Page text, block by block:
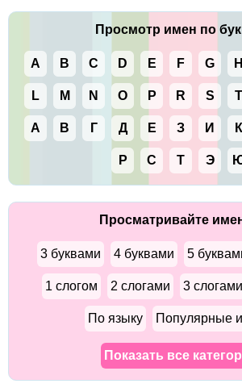
Просмотр имен по
A B C D E F G H
L M N O P R S T
А В Г Д Е З И К
Р С Т Э
Просматривайте
3 буквами 4 буквами 5
1 слогом 2 слогами 3 слогами
По языку Популярные
Показать все